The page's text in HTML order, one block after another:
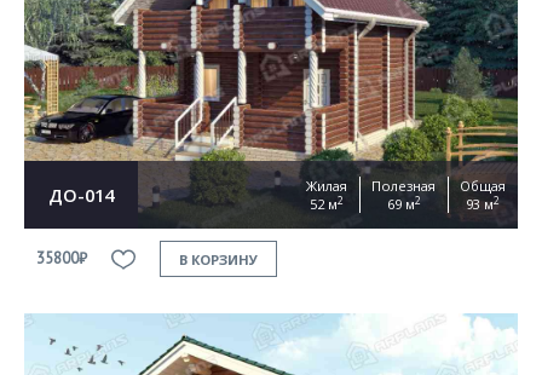
ДО-014
Жилая
52 м2
Полезная
69 м2
Общая
93 м2
35800₽ В КОРЗИНУ